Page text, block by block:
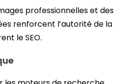
professionnelles et des
renforcent l’autorité de la
le SEO.